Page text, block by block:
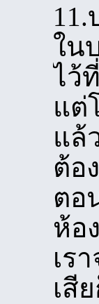
ใน
ไว้
แต่
แล้
ต้อ
ตอ
ห้อ
เร
เสี